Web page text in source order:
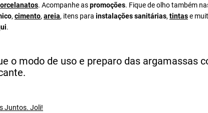
. Acompanhe aspromoções. Fique de olho também
, cimento, areia, itens para instalações sanitárias, tintase
.
o modo de uso e preparo das argamassas
Juntos. Joli!